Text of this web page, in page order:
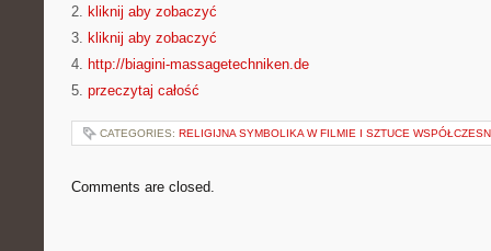
2. kliknij aby zobaczyć
3. kliknij aby zobaczyć
4. http://biagini-massagetechniken.de
5. przeczytaj całość
CATEGORIES: RELIGIJNA SYMBOLIKA W FILMIE I SZTUCE
Comments are closed.